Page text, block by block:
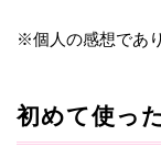
※個人の感想であ
初めて使っ